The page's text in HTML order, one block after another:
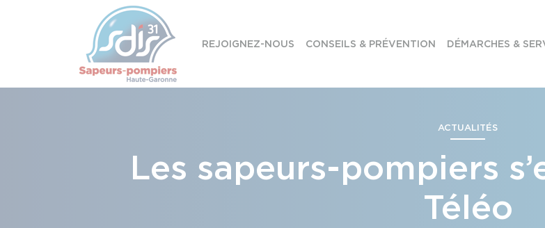
REJOIGNEZ-NOUS CONSEILS & PRÉVENTION DÉMARCHES &
ACTUALITÉS
Les sapeurs-pompiers
Téléo
Panneau de gestion des cookies